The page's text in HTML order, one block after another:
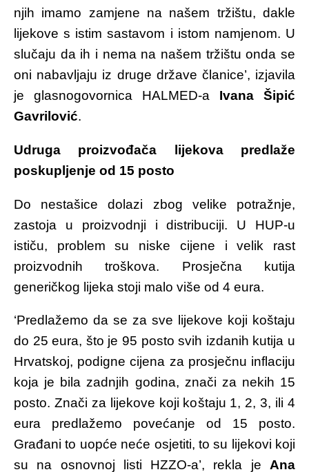
njih imamo zamjene na našem tržištu, dakle
lijekove s istim sastavom i istom namjenom. U
slučaju da ih i nema na našem tržištu onda se
oni nabavljaju iz druge države članice’, izjavila
je glasnogovornica HALMED-a Ivana Šipić
Gavrilović.
Udruga proizvođača lijekova predlaže
poskupljenje od 15 posto
Do nestašice dolazi zbog velike potražnje,
zastoja u proizvodnji i distribuciji. U HUP-u
ističu, problem su niske cijene i velik rast
proizvodnih troškova. Prosječna kutija
generičkog lijeka stoji malo više od 4 eura.
‘Predlažemo da se za sve lijekove koji koštaju
do 25 eura, što je 95 posto svih izdanih kutija u
Hrvatskoj, podigne cijena za prosječnu inflaciju
koja je bila zadnjih godina, znači za nekih 15
posto. Znači za lijekove koji koštaju 1, 2, 3, ili 4
eura predlažemo povećanje od 15 posto.
Građani to uopće neće osjetiti, to su lijekovi koji
su na osnovnoj listi HZZO-a’, rekla je Ana